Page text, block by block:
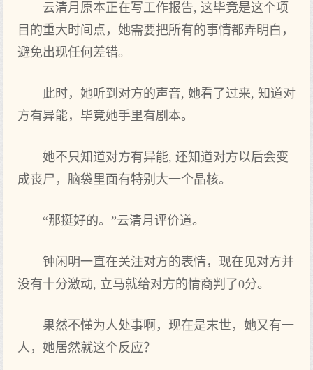
云清月原本正在写工作报告, 这毕竟是这个项
目的重大时间点，她需要把所有的事情都弄明白，
避免出现任何差错。
此时，她听到对方的声音, 她看了过来, 知道对
方有异能，毕竟她手里有剧本。
她不只知道对方有异能, 还知道对方以后会变
成丧尸，脑袋里面有特别大一个晶核。
“那挺好的。”云清月评价道。
钟闲明一直在关注对方的表情，现在见对方并
没有十分激动, 立马就给对方的情商判了0分。
果然不懂为人处事啊，现在是末世，她又有一
人，她居然就这个反应？